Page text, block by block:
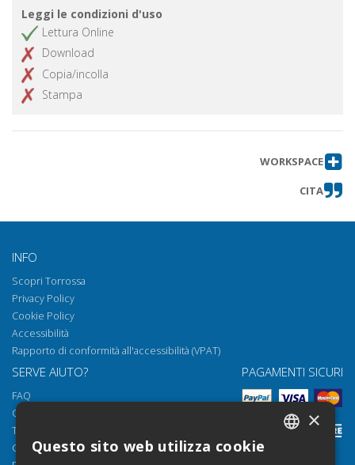
Leggi le condizioni d'uso
Lettura Online
Download
Copia/incolla
Stampa
WORKSPACE
CITA
INFO
Scopri Torrossa
Privacy Policy
Cookie Policy
Accessibilità
Rapporto di conformità all'accessibilità (VPAT)
SERVE AIUTO?
FAQ
Come aprire i nostri documenti
Torrossa Reader
Condizioni d'uso
PAGAMENTI SICURI
×
Questo sito web utilizza cookie